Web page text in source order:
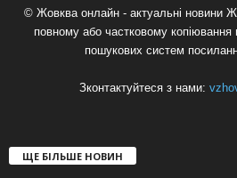
© Жовква онлайн - актуальні новини
повному або частковому копіювання
пошукових систем
Зконтактуйтеся з нами:
ЩЕ БІЛЬШЕ НОВИН